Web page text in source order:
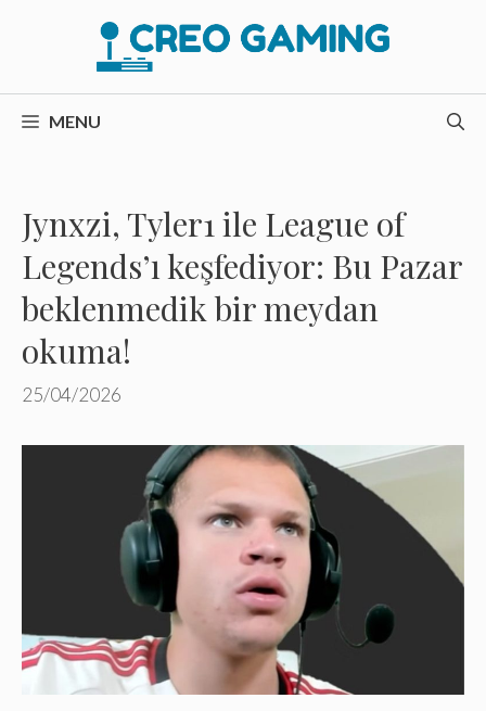
MENU
Jynxzi, Tyler1 ile League of
Legends’ı keşfediyor: Bu Pazar
beklenmedik bir meydan
okuma!
25/04/2026